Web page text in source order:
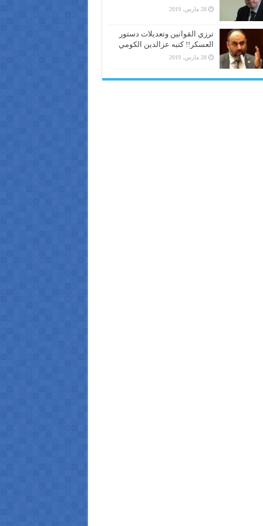
28 مارس، 2019
ترزي القوانين وتعديلات دستور
العسكر!! كتبه عزالدين الكومي
28 مارس، 2019